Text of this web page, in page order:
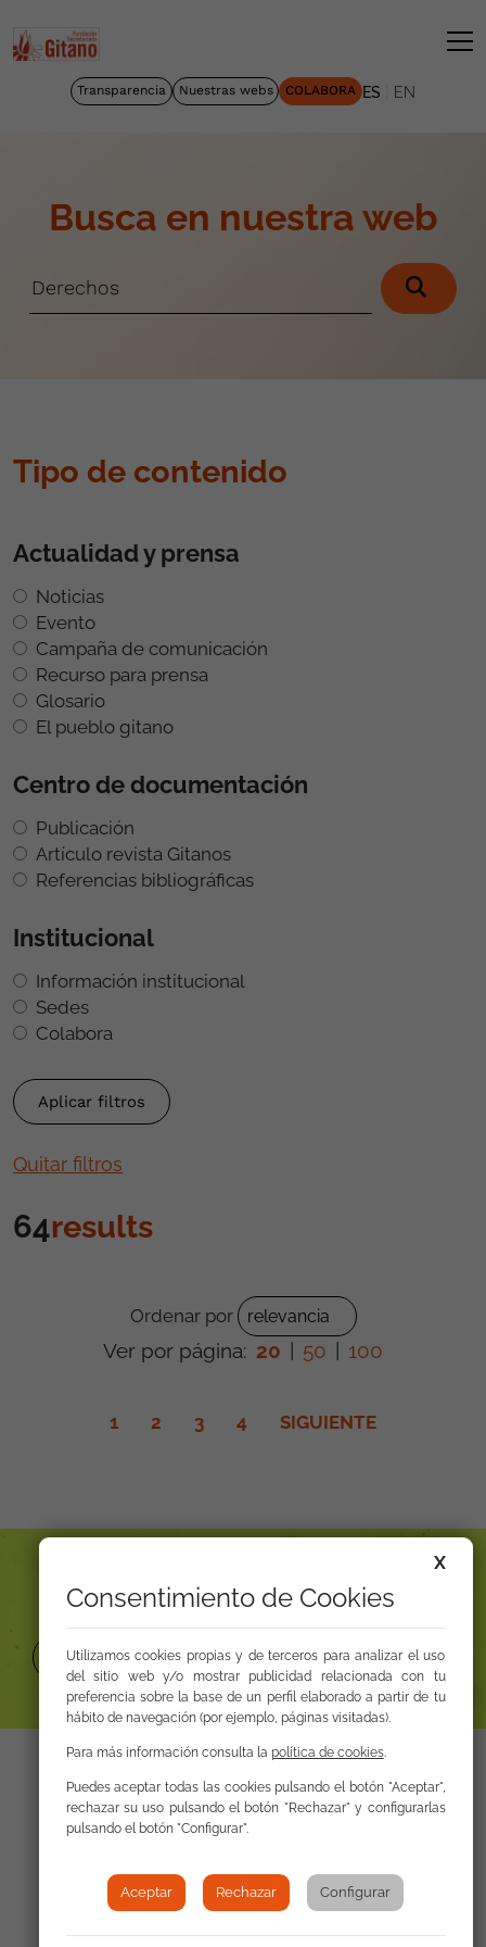
Transparencia Nuestras webs COLABORA ES EN
Busca en nuestra web
Tipo de contenido
Actualidad y prensa
Noticias
Evento
Campaña de comunicación
Recurso para prensa
Glosario
El pueblo gitano
Centro de documentación
Publicación
Artículo revista Gitanos
Referencias bibliográficas
Institucional
Información institucional
Sedes
Colabora
Quitar filtros
64results
Ordenar por
Ver por página: 20 50 100
1 2 3 4 SIGUIENTE
¿No encuentras lo que buscas
Sala de prensa Centro de documentación
Contacta con nosotros
X
Consentimiento de Cookies
Utilizamos cookies propias y de terceros para analizar el uso
del sitio web y/o mostrar publicidad relacionada con tu
preferencia sobre la base de un perfil elaborado a partir de tu
hábito de navegación (por ejemplo, páginas visitadas).
Para más información consulta la política de cookies.
Puedes aceptar todas las cookies pulsando el botón "Aceptar",
rechazar su uso pulsando el botón "Rechazar" y configurarlas
pulsando el botón "Configurar".
Aceptar Rechazar Configurar